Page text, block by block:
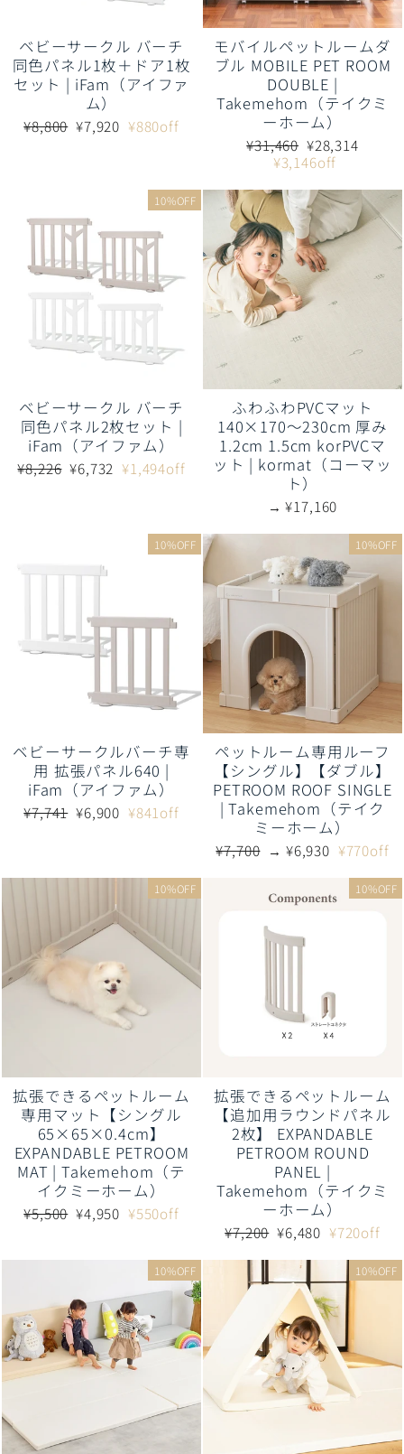
ベビーサークル バーチ
同色パネル1枚＋ドア1枚
セット | iFam（アイファ
ム）
通
¥8,800 販
¥7,920 ¥880off
モバイルペットルームダ
ブル MOBILE PET ROOM
DOUBLE |
Takemehom（テイクミ
ーホーム）
通
格
¥31,460 販
売
格
¥28,314
¥3,146off
10%OFF
ベビーサークル バーチ
同色パネル2枚セット |
iFam（アイファム）
通
¥8,226 販
¥6,732 ¥1,494off
ふわふわPVCマット
140×170～230cm 厚み
1.2cm 1.5cm korPVCマ
ット | kormat（コーマッ
ト）
→ ¥17,160
10%OFF
ベビーサークルバーチ専
用 拡張パネル640 |
iFam（アイファム）
通
¥7,741 販
¥6,900 ¥841off
10%OFF
ペットルーム専用ルーフ
【シングル】【ダブル】
PETROOM ROOF SINGLE
| Takemehom（テイク
ミーホーム）
通
¥7,700 販
格
→ ¥6,930 ¥770off
10%OFF
拡張できるペットルーム
専用マット【シングル
65×65×0.4cm】
EXPANDABLE PETROOM
MAT | Takemehom（テ
イクミーホーム）
通
格
¥5,500 販
¥4,950 ¥550off
10%OFF
拡張できるペットルーム
【追加用ラウンドパネル
2枚】 EXPANDABLE
PETROOM ROUND
PANEL |
Takemehom（テイクミ
ーホーム）
通
価
¥7,200 販
価
格
¥6,480 ¥720off
10%OFF 10%OFF